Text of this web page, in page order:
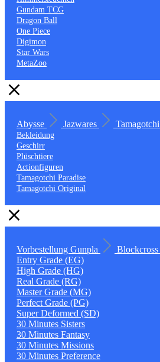
Gundam TCG
Dragon Ball
One Piece
Digimon
Star Wars
MetaZoo
Abysse Jazwares Tamagotchi
Bekleidung
Geschirr
Plüschtiere
Actionfiguren
Tamagotchi Paradise
Tamagotchi Original
Vorbestellung Gunpla Blockcross
Entry Grade (EG)
High Grade (HG)
Real Grade (RG)
Master Grade (MG)
Perfect Grade (PG)
Super Deformed (SD)
30 Minutes Sisters
30 Minutes Fantasy
30 Minutes Missions
30 Minutes Preference